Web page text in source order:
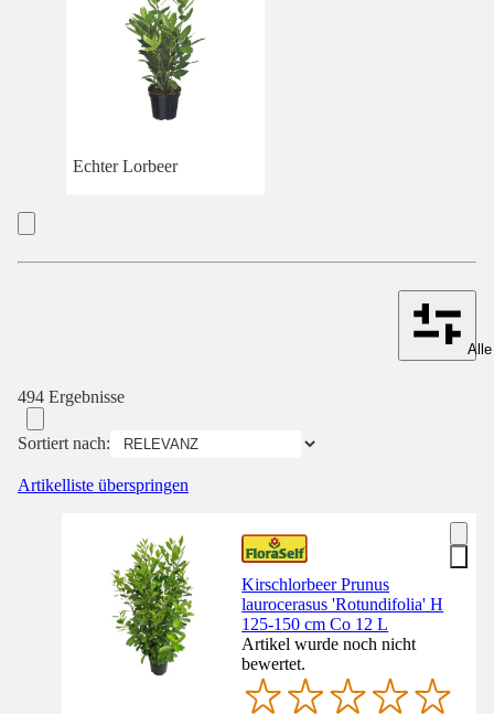
Echter Lorbeer
494 Ergebnisse
Sortiert nach:
Artikelliste überspringen
Kirschlorbeer Prunus
laurocerasus 'Rotundifolia' H
125-150 cm Co 12 L
Artikel wurde noch nicht
bewertet.